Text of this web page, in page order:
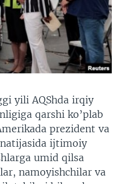
yili AQShda irqiy
qarshi ko’plab
prezident va
natijasida ijtimoiy
umid qilsa
namoyishchilar va